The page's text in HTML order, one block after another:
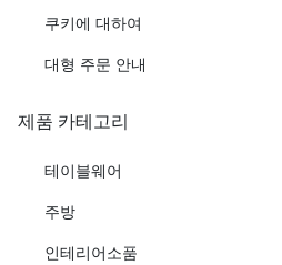
쿠키에 대하여
대형 주문 안내
제품 카테고리
테이블웨어
주방
인테리어소품